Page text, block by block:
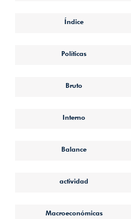
Índice
Políticas
Bruto
Interno
Balance
actividad
Macroeconómicas